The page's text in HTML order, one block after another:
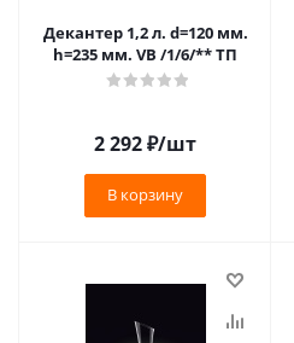
Декантер 1,2 л. d=120 мм.
h=235 мм. VB /1/6/** ТП
2 292₽/шт
В корзину